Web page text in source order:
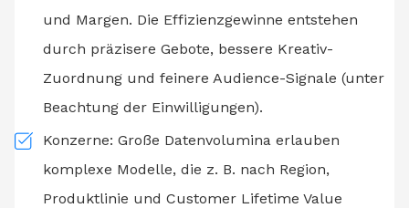
und Margen. Die Effizienzgewinne entstehen
durch präzisere Gebote, bessere Kreativ-
Zuordnung und feinere Audience-Signale (unter
Beachtung der Einwilligungen).
Konzerne: Große Datenvolumina erlauben
komplexe Modelle, die z. B. nach Region,
Produktlinie und Customer Lifetime Value